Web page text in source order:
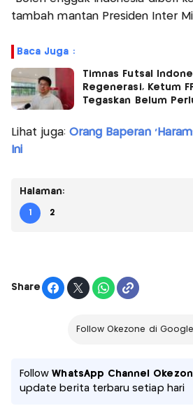
tambah mantan Presiden Inter
Baca Juga :
Timnas Futsal
Regenerasi, Ketum
Tegaskan Belum
Lihat juga: Orang Baperan
Ini
Halaman:
1 2
Share
Follow Okezone di
FollowWhatsApp Channel
update berita terbaru setiap hari